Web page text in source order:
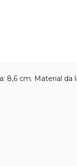
8,6 cm. Material da